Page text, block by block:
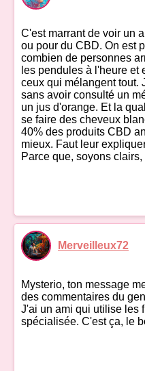
C'est marrant de voir un
ou pour du CBD. On est
combien de personnes
les pendules à l'heure
ceux qui mélangent tout.
sans avoir consulté un
un jus d'orange. Et la
se faire des cheveux
40% des produits CBD
mieux. Faut leur
Parce que, soyons
Merveilleux72
Mysterio, ton message
des commentaires du
J'ai un ami qui utilise les
spécialisée. C'est ça, le